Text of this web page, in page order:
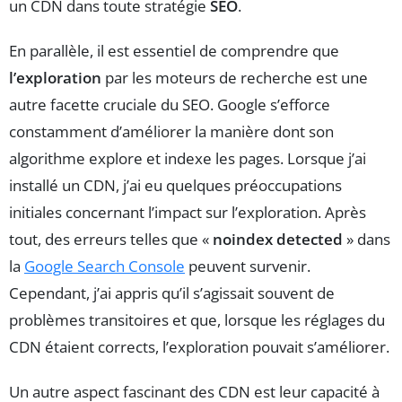
un CDN dans toute stratégie SEO.
En parallèle, il est essentiel de comprendre que
l’exploration par les moteurs de recherche est une
autre facette cruciale du SEO. Google s’efforce
constamment d’améliorer la manière dont son
algorithme explore et indexe les pages. Lorsque j’ai
installé un CDN, j’ai eu quelques préoccupations
initiales concernant l’impact sur l’exploration. Après
tout, des erreurs telles que « noindex detected » dans
la Google Search Console peuvent survenir.
Cependant, j’ai appris qu’il s’agissait souvent de
problèmes transitoires et que, lorsque les réglages du
CDN étaient corrects, l’exploration pouvait s’améliorer.
Un autre aspect fascinant des CDN est leur capacité à